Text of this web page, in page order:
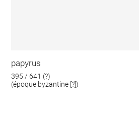
papyrus
395 / 641 (?)
(époque byzantine [?])